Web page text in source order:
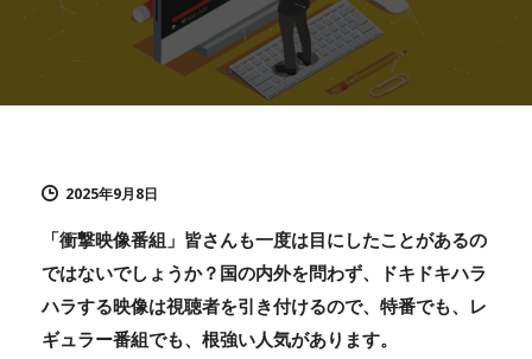
2025年9月8日
「衝撃映像番組」皆さんも一度は目にしたことがあるの
ではないでしょうか？国の内外を問わず、ドキドキハラ
ハラする映像は視聴者を引き付けるので、特番でも、レ
ギュラー番組でも、根強い人気があります。